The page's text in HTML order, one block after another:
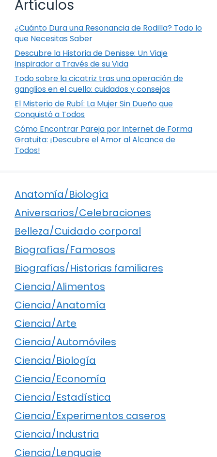
Artículos
¿Cuánto Dura una Resonancia de Rodilla? Todo lo
que Necesitas Saber
Descubre la Historia de Denisse: Un Viaje
Inspirador a Través de su Vida
Todo sobre la cicatriz tras una operación de
ganglios en el cuello: cuidados y consejos
El Misterio de Rubí: La Mujer Sin Dueño que
Conquistó a Todos
Cómo Encontrar Pareja por Internet de Forma
Gratuita: ¡Descubre el Amor al Alcance de
Todos!
Anatomía/Biología
Aniversarios/Celebraciones
Belleza/Cuidado corporal
Biografías/Famosos
Biografías/Historias familiares
Ciencia/Alimentos
Ciencia/Anatomía
Ciencia/Arte
Ciencia/Automóviles
Ciencia/Biología
Ciencia/Economía
Ciencia/Estadística
Ciencia/Experimentos caseros
Ciencia/Industria
Ciencia/Lenguaje